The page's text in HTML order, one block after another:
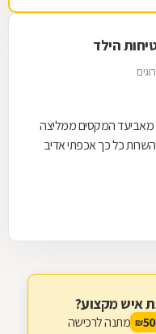
ברחוב הרכב 46.
הילד
מאביעד המקסים ממליצה
כל כך אכפתי אדיב
איש מקצוע?
50
₪ מתנה לרכישה